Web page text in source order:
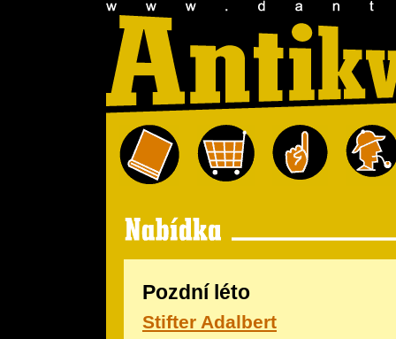
Pozdní léto
Stifter Adalbert